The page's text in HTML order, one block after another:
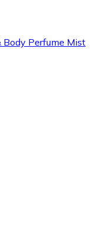
Body Perfume Mist